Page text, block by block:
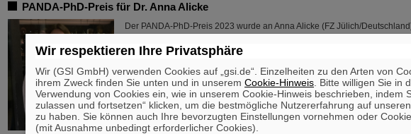
PANDA-PhD-Preis für Dr. Anna Alicke
Der PANDA-PhD-Preis 2023 wurde an Anna Alicke (FZ Jülich/
Dissertation untersuchte sie die Hyperonenproduktion und -reaktionen
Detektors, der am Beschleunigerzentrum FAIR gebaut wird.
Mehr »
Wir respektieren Ihre Privatsphäre
Wir (GSI GmbH) verwenden Cookies auf „gsi.de“. Einzelheiten zu den Arten von
ihrem Zweck finden Sie unten und in unserem Cookie-Hinweis . Bitte willigen Sie in
Verwendung von Cookies ein, wie in unserem Cookie-Hinweis beschrieben, indem
zulassen und fortsetzen“ klicken, um die bestmögliche Nutzererfahrung auf
zu haben. Sie können auch Ihre bevorzugten Einstellungen vornehmen oder
(mit Ausnahme unbedingt erforderlicher Cookies).